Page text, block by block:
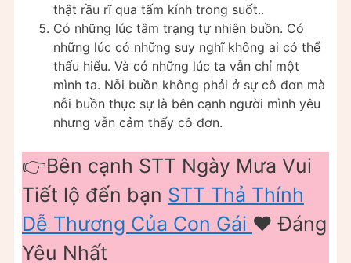
thật rầu rĩ qua tấm kính trong suốt..
Có những lúc tâm trạng tự nhiên buồn. Có
những lúc có những suy nghĩ không ai có thể
thấu hiểu. Và có những lúc ta vẫn chỉ một
mình ta. Nỗi buồn không phải ở sự cô đơn mà
nỗi buồn thực sự là bên cạnh người mình yêu
nhưng vẫn cảm thấy cô đơn.
👉Bên cạnh STT Ngày Mưa Vui
Tiết lộ đến bạn STT Thả Thính
Dễ Thương Của Con Gái ❤️️ Đáng
Yêu Nhất